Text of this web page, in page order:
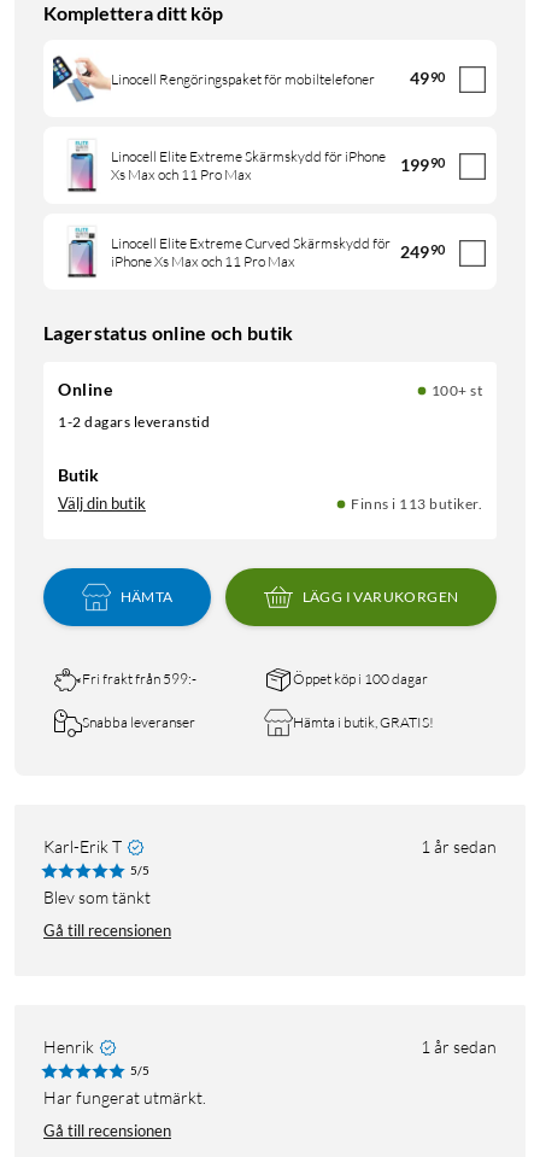
Komplettera ditt köp
Linocell Rengöringspaket för mobiltelefoner 4990
Linocell Elite Extreme Skärmskydd för iPhone
Xs Max och 11 Pro Max
19990
Linocell Elite Extreme Curved Skärmskydd för
iPhone Xs Max och 11 Pro Max
24990
Lagerstatus online och butik
Online
100+ st
1-2 dagars leveranstid
Butik
Välj din butik Finns i 113 butiker.
HÄMTA LÄGG I VARUKORGEN
Fri frakt från 599:- Öppet köp i 100 dagar
Snabba leveranser Hämta i butik, GRATIS!
Karl-Erik T 1 år sedan
5/5
Blev som tänkt
Gå till recensionen
Henrik 1 år sedan
5/5
Har fungerat utmärkt.
Gå till recensionen